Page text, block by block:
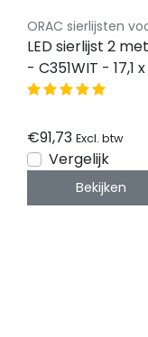
LED sierlijst 2
- C351WIT - 17,1
CM
€91,73 Excl. btw
Vergelijk
Bekijken